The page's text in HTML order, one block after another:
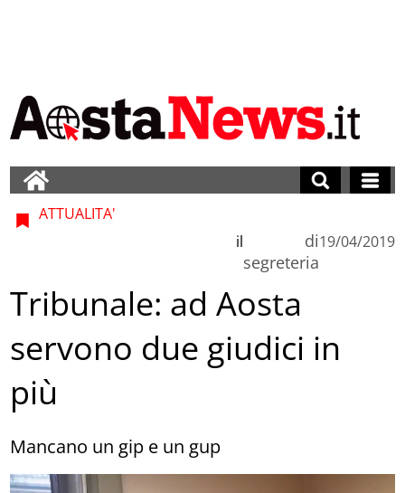
ATTUALITA'
di
segreteria
il 19/04/2019
Tribunale: ad Aosta
servono due giudici in
più
Mancano un gip e un gup